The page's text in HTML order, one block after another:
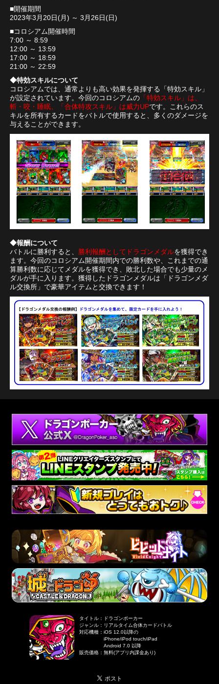
■開催期間
2023年3月20日(月) ～ 3月26日(日)
■コロシアム開催時間
7:00 ～ 8:59
12:00 ～ 13:59
17:00 ～ 18:59
21:00 ～ 22:59
◆特効スキルについて
コロシアムでは、通常よりも高い効果を発揮する「特効スキル」
が設定されています。今回のコロシアムの 「特効スキル」は、
斬・咬・睡眠、「合体特攻スキル」は威力UPです。これらのス
キルを所有するカードをバトルで使用すると、多くのダメージを
与えることができます。
◆報酬について
バトルに勝利すると、 勝利報酬としてドラゴンメダルを獲得でき
ます。今回のコロシアム開催期間内での勝利数や、これまでの通
算勝利数に応じてメダルを獲得でき、敗北した場合でも少量のメ
ダルが手に入ります。獲得したドラゴンメダルは「ドラゴンメダ
ル交換所」で豪華アイテムと交換できます！
タイトル ：
ドラゴンポーカー
ジャンル ： リアルタイム合体カードバトル
対応機種 ：iOS 12.0以降の
iPhone/iPod touch/iPad
Android 7.0 以降
販売価格 ：無料(アプリ内課金あり)